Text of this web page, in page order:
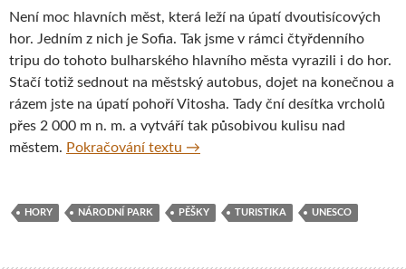
Není moc hlavních měst, která leží na úpatí dvoutisícových
hor. Jedním z nich je Sofia. Tak jsme v rámci čtyřdenního
tripu do tohoto bulharského hlavního města vyrazili i do hor.
Stačí totiž sednout na městský autobus, dojet na konečnou a
rázem jste na úpatí pohoří Vitosha. Tady ční desítka vrcholů
přes 2 000 m n. m. a vytváří tak působivou kulisu nad
městem. Pokračování textu Dvoutisícovky přímo nad
→
HORY NÁRODNÍ PARK PĚŠKY TURISTIKA UNESCO